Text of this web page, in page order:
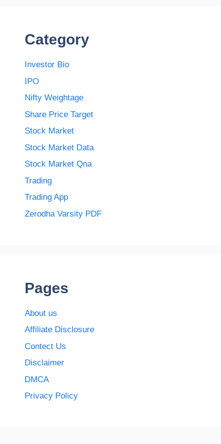
Category
Investor Bio
IPO
Nifty Weightage
Share Price Target
Stock Market
Stock Market Data
Stock Market Qna
Trading
Trading App
Zerodha Varsity PDF
Pages
About us
Affiliate Disclosure
Contect Us
Disclaimer
DMCA
Privacy Policy